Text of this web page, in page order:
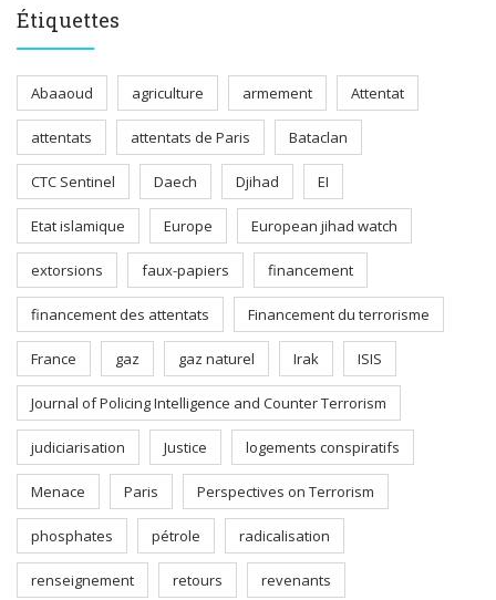
Étiquettes
Abaaoud agriculture armement Attentat
attentats attentats de Paris Bataclan
CTC Sentinel Daech Djihad EI
Etat islamique Europe European jihad watch
extorsions faux-papiers financement
financement des attentats Financement du terrorisme
France gaz gaz naturel Irak ISIS
Journal of Policing Intelligence and Counter Terrorism
judiciarisation Justice logements conspiratifs
Menace Paris Perspectives on Terrorism
phosphates pétrole radicalisation
renseignement retours revenants